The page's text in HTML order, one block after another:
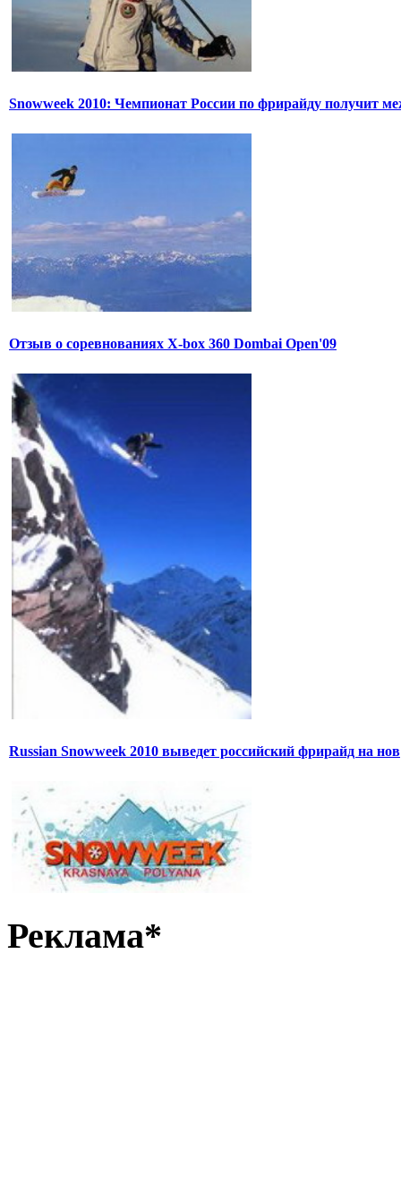
Snowweek 2010: Чемпионат России по фрирайду получит
Отзыв о соревнованиях X-box 360 Dombai Open'09
Russian Snowweek 2010 выведет российский фрирайд на нов
Реклама*